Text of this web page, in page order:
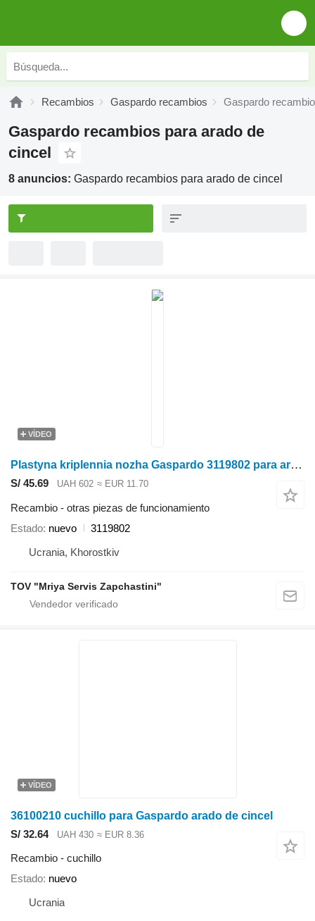
Recambios Gaspardo recambios Gaspardo
Gaspardo recambios para arado de
cincel
8 anuncios: Gaspardo recambios para arado de cincel
VÍDEO
Plastyna kriplennia nozha Gaspardo 3119802 para arado de cincel
S/ 45.69 UAH 602 ≈ EUR 11.70
Recambio - otras piezas de funcionamiento
Estado nuevo
3119802
Ucrania, Khorostkiv
TOV "Mriya Servis Zapchastini"
VÍDEO
36100210 cuchillo para Gaspardo arado de cincel
S/ 32.64
UAH 430 ≈ EUR 8.36
Recambio - cuchillo
Estado nuevo
Ucrania